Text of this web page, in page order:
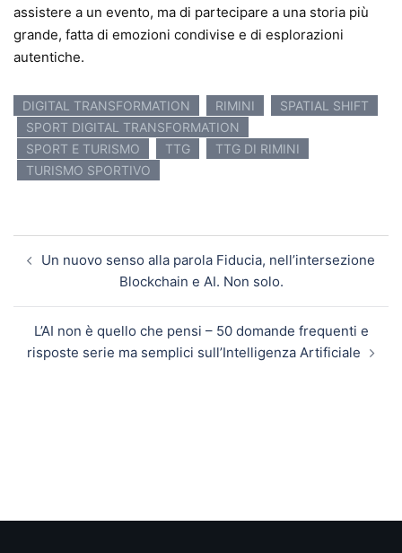
assistere a un evento, ma di partecipare a una storia più
grande, fatta di emozioni condivise e di esplorazioni
autentiche.
DIGITAL TRANSFORMATION RIMINI
SPATIAL SHIFT
SPORT DIGITAL TRANSFORMATION
SPORT E TURISMO
TTG
TTG DI RIMINI
TURISMO SPORTIVO
Un nuovo senso alla parola Fiducia, nell’intersezione
Blockchain e AI. Non solo.
L’AI non è quello che pensi – 50 domande frequenti e
risposte serie ma semplici sull’Intelligenza Artificiale